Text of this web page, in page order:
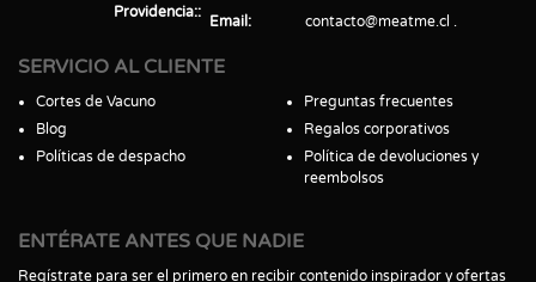
Providencia:
Email
contacto@meatme.cl
SERVICIO AL CLIENTE
Cortes de Vacuno
Blog
Políticas de despacho
Preguntas frecuentes
Regalos corporativos
Política de devoluciones y
reembolsos
ENTÉRATE ANTES QUE NADIE
Regístrate para ser el primero en recibir contenido inspirador y ofertas